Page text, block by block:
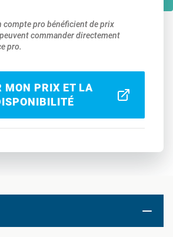
compte pro bénéficient de prix
commander directement
pro.
MON PRIX ET LA